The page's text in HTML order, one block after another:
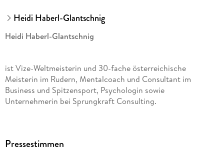
Heidi Haberl-Glantschnig
Heidi Haberl-Glantschnig
ist Vize-Weltmeisterin und 30-fache österreichische
Meisterin im Rudern, Mentalcoach und Consultant im
Business und Spitzensport, Psychologin sowie
Unternehmerin bei Sprungkraft Consulting.
Pressestimmen